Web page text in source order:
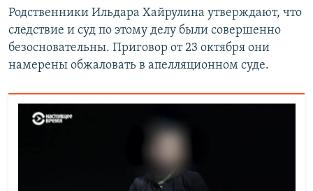
Родственники Ильдара Хайрулина утверждают, что
следствие и суд по этому делу были совершенно
безосновательны. Приговор от 23 октября они
намерены обжаловать в апелляционном суде.